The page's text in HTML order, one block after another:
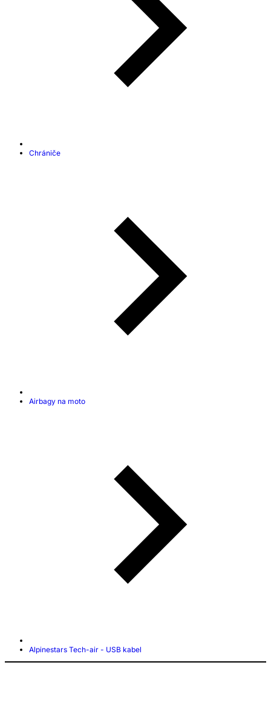
Chrániče
Airbagy na moto
Alpinestars Tech-air - USB kabel